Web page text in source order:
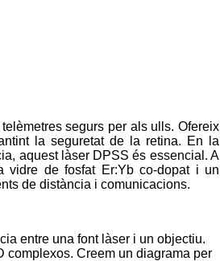
segurs per als ulls. Ofereix
la seguretat de la retina. En la
aquest làser DPSS és essencial. A
vidre de fosfat Er:Yb co-dopat i un
de distància i comunicacions.
entre una font làser i un objectiu.
complexos. Creem un diagrama per